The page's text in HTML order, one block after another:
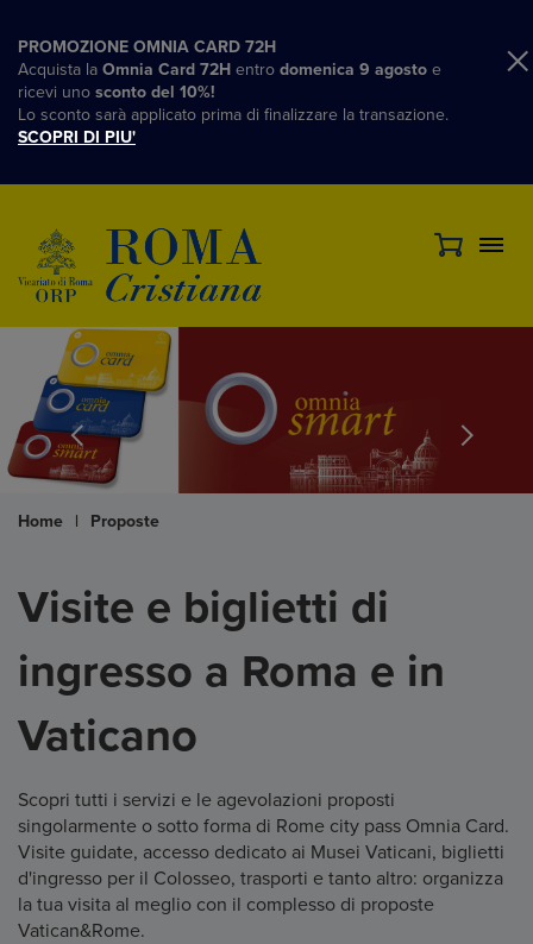
PROMOZIONE OMNIA CARD 72H
Acquista la Omnia Card 72H entro domenica 9 agosto e
ricevi uno sconto del 10%!
Lo sconto sarà applicato prima di finalizzare la transazione.
SCOPRI DI PIU'
Home | Proposte
Visite e biglietti di
ingresso a Roma e in
Vaticano
Scopri tutti i servizi e le agevolazioni proposti
singolarmente o sotto forma di Rome city pass Omnia Card.
Visite guidate, accesso dedicato ai Musei Vaticani, biglietti
d'ingresso per il Colosseo, trasporti e tanto altro: organizza
la tua visita al meglio con il complesso di proposte
Vatican&Rome.